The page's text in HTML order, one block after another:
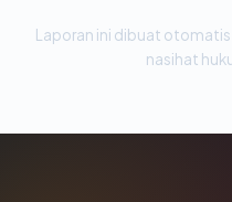
Laporan ini dibuat otomatis
nasihat